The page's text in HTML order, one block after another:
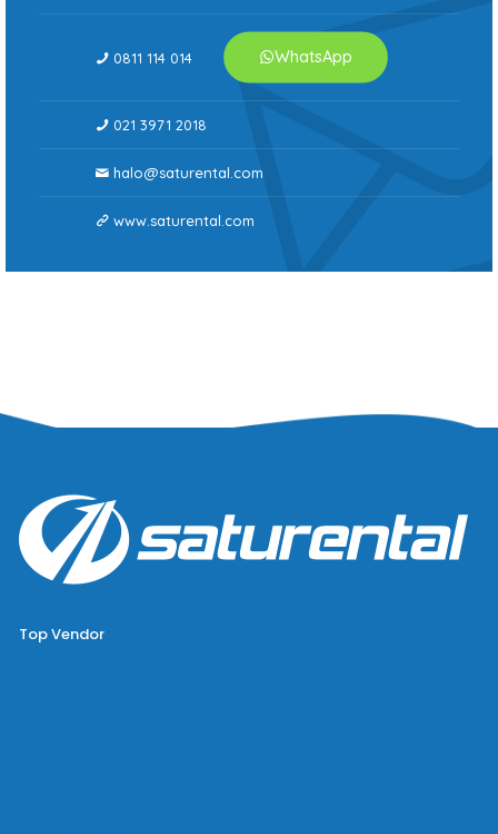
0811 114 014 WhatsApp
021 3971 2018
halo@saturental.com
www.saturental.com
Top Vendor